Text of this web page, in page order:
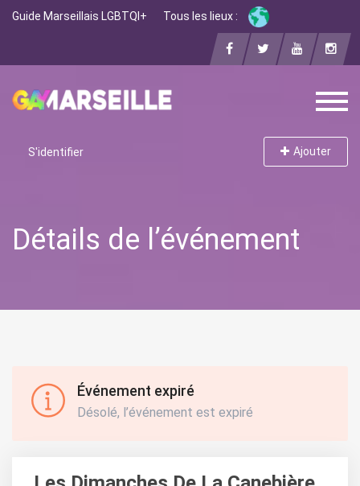
Guide Marseillais LGBTQI+ Tous les lieux :
S'identifier Ajouter
Détails de l’événement
Événement expiré
Désolé, l’événement est expiré